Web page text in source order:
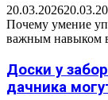
20.03.2026
Почему умение
важным навыком
Доски у
дачника